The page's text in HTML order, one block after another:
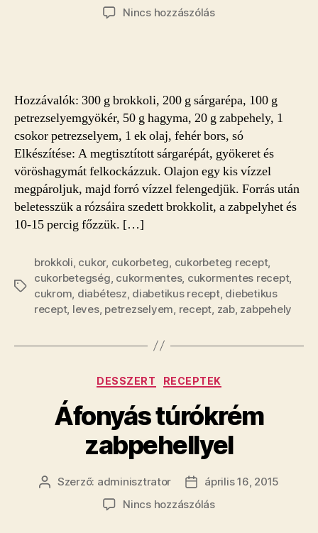
dátuma
Nincs hozzászólása(z)
Hozzávalók: 300 g brokkoli, 200 g sárgarépa, 100 g
petrezselyemgyökér, 50 g hagyma, 20 g zabpehely, 1
csokor petrezselyem, 1 ek olaj, fehér bors, só
Elkészítése: A megtisztított sárgarépát, gyökeret és
vöröshagymát felkockázzuk. Olajon egy kis vízzel
megpároljuk, majd forró vízzel felengedjük. Forrás után
beletesszük a rózsáira szedett brokkolit, a zabpelyhet és
10-15 percig főzzük. […]
Címkék
brokkoli cukor, cukorbeteg cukorbeteg recept,
cukorbetegség cukormentes, cukormentes recept,
cukrom diabétesz diabetikus recept, diebetikus
recept, leves, petrezselyem recept zab, zabpehely
Kategóriák
DESSZERT RECEPTEK
Áfonyás túrókrém
zabpehellyel
Bejegyzés
Szerző: adminisztrator
Bejegyzés
dátuma
április 16, 2015
Nincs hozzászólása(z)